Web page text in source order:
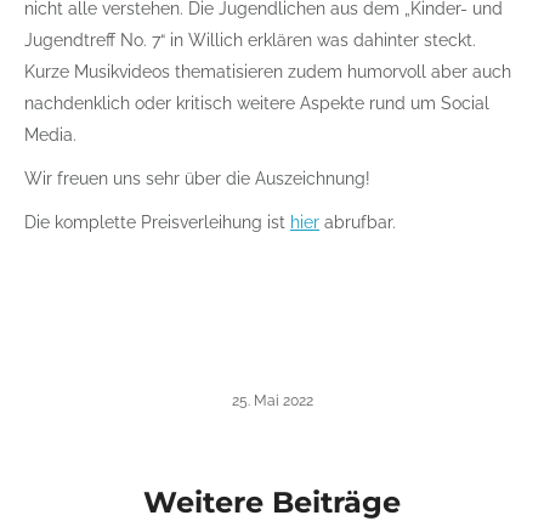
nicht alle verstehen. Die Jugendlichen aus dem „Kinder- und
Jugendtreff No. 7“ in Willich erklären was dahinter steckt.
Kurze Musikvideos thematisieren zudem humorvoll aber auch
nachdenklich oder kritisch weitere Aspekte rund um Social
Media.
Wir freuen uns sehr über die Auszeichnung!
Die komplette Preisverleihung ist hier abrufbar.
25. Mai 2022
Weitere Beiträge